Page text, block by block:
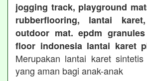
jogging track, playground
rubberflooring, lantai
outdoor mat. epdm
floor indonesia lantai karet
Merupakan lantai karet
yang aman bagi anak-anak